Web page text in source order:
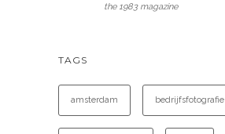
the 1983 magazine
TAGS
amsterdam bedrijfsfotografie